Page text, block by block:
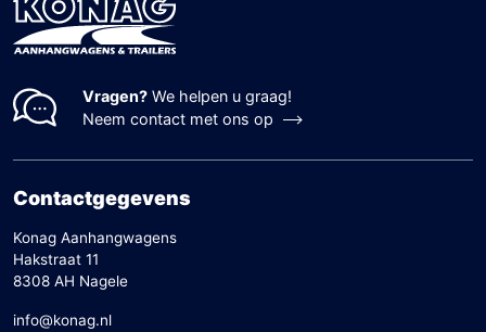
Vragen? We helpen u graag!
Neem contact met ons op
Contactgegevens
Konag Aanhangwagens
Hakstraat 11
8308 AH Nagele
info@konag.nl